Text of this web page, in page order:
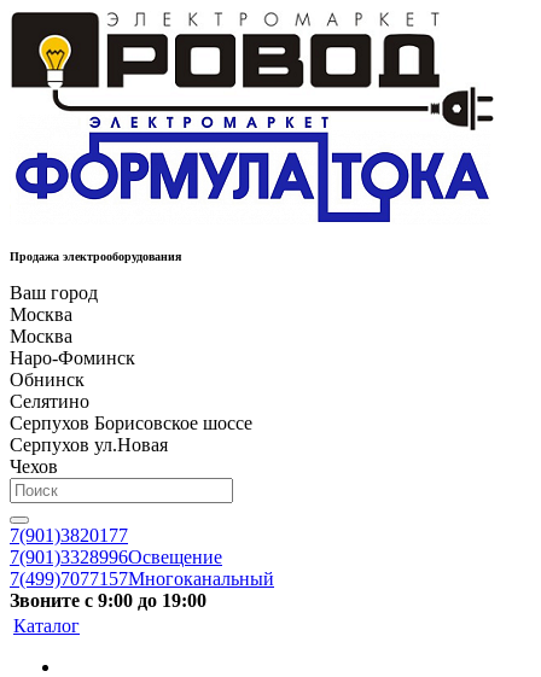
Продажа электрооборудования
Ваш город
Москва
Москва
Наро-Фоминск
Обнинск
Селятино
Серпухов Борисовское шоссе
Серпухов ул.Новая
Чехов
7(901)3820177
7(901)3328996Освещение
7(499)7077157Многоканальный
Звоните с 9:00 до 19:00
Каталог